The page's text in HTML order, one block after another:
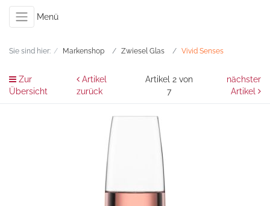
Menü
Sie sind hier: Markenshop Zwiesel Glas Vivid Senses
Zur
Übersicht
Artikel
zurück
Artikel 2 von
7
nächster
Artikel